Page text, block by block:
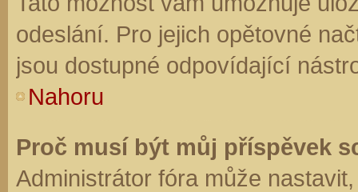
odeslání. Pro jejich opětovné
jsou dostupné odpovídající
Nahoru
Proč musí být můj příspěvek
Administrátor fóra může